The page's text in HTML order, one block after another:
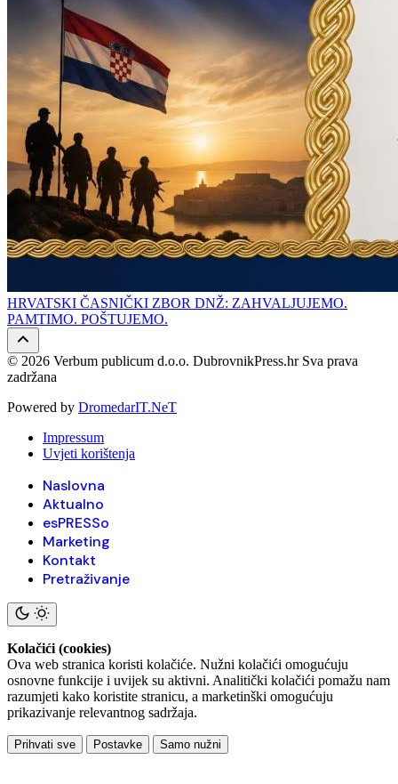
HRVATSKI ČASNIČKI ZBOR DNŽ: ZAHVALJUJEMO.
PAMTIMO. POŠTUJEMO.
© 2026 Verbum publicum d.o.o. DubrovnikPress.hr Sva prava
zadržana
Powered by DromedarIT.NeT
Impressum
Uvjeti korištenja
Naslovna
Aktualno
esPRESSo
Marketing
Kontakt
Pretraživanje
Kolačići (cookies)
Ova web stranica koristi kolačiće. Nužni kolačići omogućuju
osnovne funkcije i uvijek su aktivni. Analitički kolačići pomažu nam
razumjeti kako koristite stranicu, a marketinški omogućuju
prikazivanje relevantnog sadržaja.
Prihvati sve Postavke Samo nužni